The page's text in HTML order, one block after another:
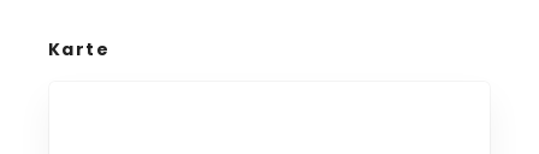
Karte